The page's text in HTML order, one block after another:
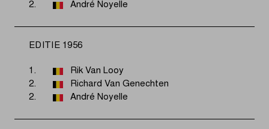
2.
André Noyelle
EDITIE 1956
1.
Rik Van Looy
2.
Richard Van Genechten
2.
André Noyelle